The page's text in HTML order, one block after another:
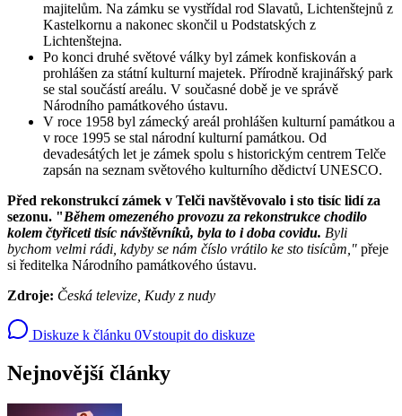
majitelům. Na zámku se vystřídal rod Slavatů, Lichtenštejnů z
Kastelkornu a nakonec skončil u Podstatských z
Lichtenštejna.
Po konci druhé světové války byl zámek konfiskován a
prohlášen za státní kulturní majetek. Přírodně krajinářský park
se stal součástí areálu. V současné době je ve správě
Národního památkového ústavu.
V roce 1958 byl zámecký areál prohlášen kulturní památkou a
v roce 1995 se stal národní kulturní památkou. Od
devadesátých let je zámek spolu s historickým centrem Telče
zapsán na seznam světového kulturního dědictví UNESCO.
Před rekonstrukcí zámek v Telči navštěvovalo i sto tisíc lidí za
sezonu. "Během omezeného provozu za rekonstrukce chodilo
kolem čtyřiceti tisíc návštěvníků, byla to i doba covidu. Byli
bychom velmi rádi, kdyby se nám číslo vrátilo ke sto tisícům," přeje
si ředitelka Národního památkového ústavu.
Zdroje: Česká televize, Kudy z nudy
Diskuze k článku 0Vstoupit do diskuze
Nejnovější články